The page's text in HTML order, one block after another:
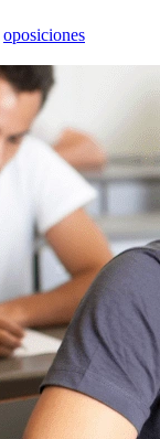
oposiciones